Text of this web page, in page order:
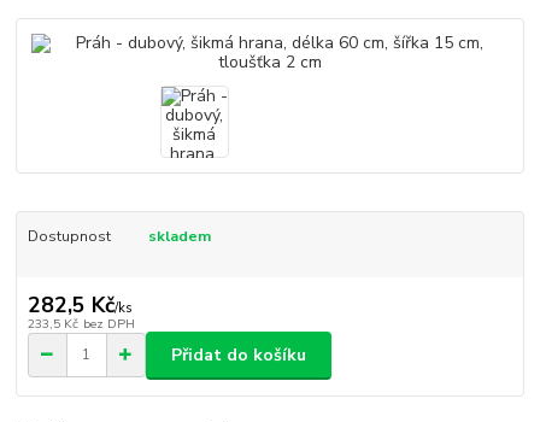
Dostupnost skladem
282,5 Kč/ks
233,5 Kč bez DPH
Přidat do košíku